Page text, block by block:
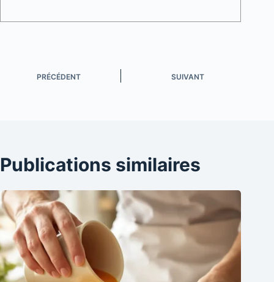
PRÉCÉDENT SUIVANT
Publications similaires